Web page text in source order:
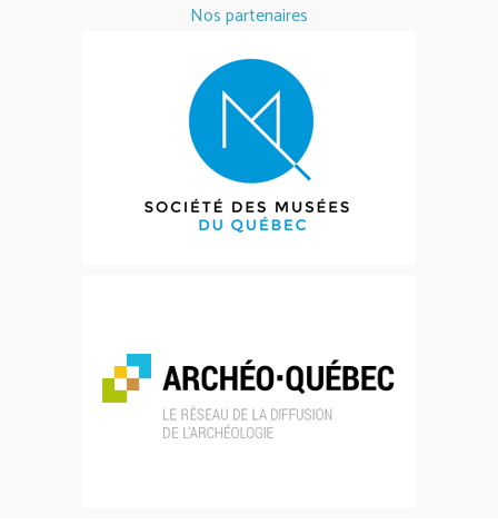
Nos partenaires